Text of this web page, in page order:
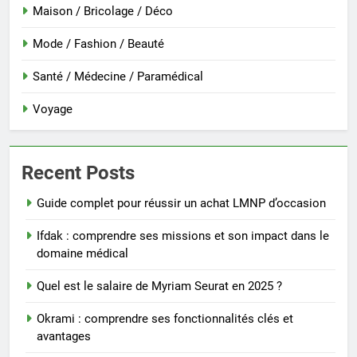
Maison / Bricolage / Déco
Mode / Fashion / Beauté
Santé / Médecine / Paramédical
Voyage
Recent Posts
Guide complet pour réussir un achat LMNP d’occasion
Ifdak : comprendre ses missions et son impact dans le
domaine médical
Quel est le salaire de Myriam Seurat en 2025 ?
Okrami : comprendre ses fonctionnalités clés et
avantages